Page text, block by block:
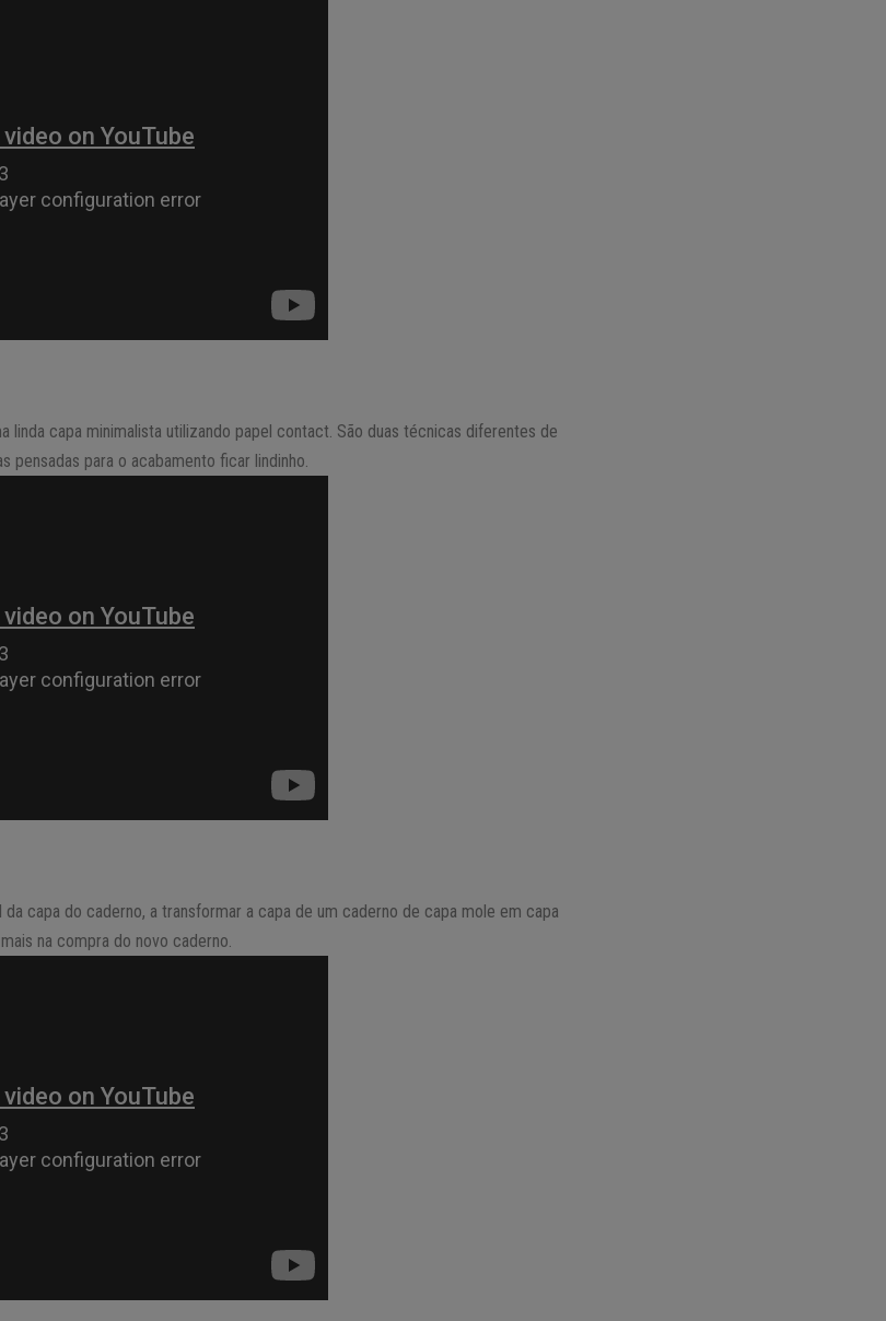
linda capa minimalista utilizando papel contact. São duas técnicas diferentes de
pensadas para o acabamento ficar lindinho.
da capa do caderno, a transformar a capa de um caderno de capa mole em capa
na compra do novo caderno.